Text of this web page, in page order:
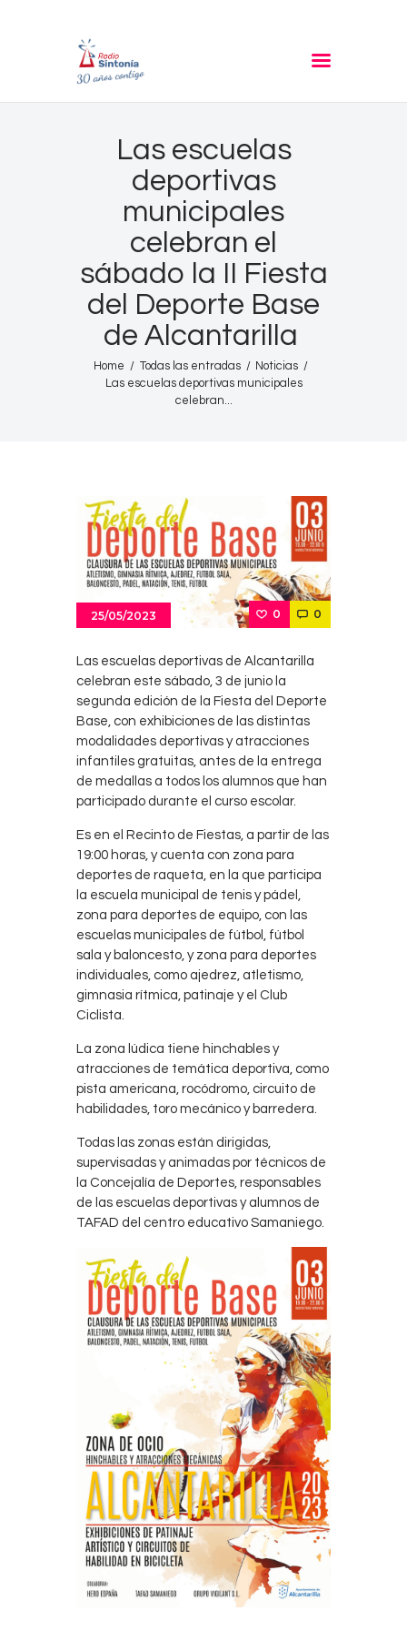
Las escuelas
deportivas
municipales
celebran el
sábado la II Fiesta
del Deporte Base
de Alcantarilla
Home Todas las entradas
Noticias
Las escuelas deportivas municipales
celebran...
RADIO SINTONIA
Informativos
Entrevistas
Noticias
Podcast
PROGRAMACIÓN
Nuestra Historia
Contacto
25/05/2023 0 0
Las escuelas deportivas de Alcantarilla
celebran este sábado, 3 de junio la
segunda edición de la Fiesta del Deporte
Base, con exhibiciones de las distintas
modalidades deportivas y atracciones
infantiles gratuitas, antes de la entrega
de medallas a todos los alumnos que han
participado durante el curso escolar.
Es en el Recinto de Fiestas, a partir de las
19:00 horas, y cuenta con zona para
deportes de raqueta, en la que participa
la escuela municipal de tenis y pádel,
zona para deportes de equipo, con las
escuelas municipales de fútbol, fútbol
sala y baloncesto, y zona para deportes
individuales, como ajedrez, atletismo,
gimnasia rítmica, patinaje y el Club
Ciclista.
La zona lúdica tiene hinchables y
atracciones de temática deportiva, como
pista americana, rocódromo, circuito de
habilidades, toro mecánico y barredera.
Todas las zonas están dirigidas,
supervisadas y animadas por técnicos de
la Concejalía de Deportes, responsables
de las escuelas deportivas y alumnos de
TAFAD del centro educativo Samaniego.